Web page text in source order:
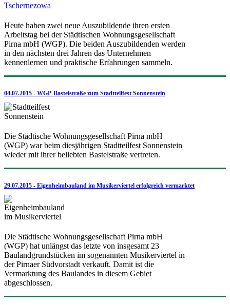
Heute haben zwei neue Auszubildende ihren ersten
Arbeitstag bei der Städtischen Wohnungsgesellschaft
Pirna mbH (WGP). Die beiden Auszubildenden werden
in den nächsten drei Jahren das Unternehmen
kennenlernen und praktische Erfahrungen sammeln.
04.07.2015 - WGP-Bastelstraße zum Stadtteilfest Sonnenstein
Die Städtische Wohnungsgesellschaft Pirna mbH
(WGP) war beim diesjährigen Stadtteilfest Sonnenstein
wieder mit ihrer beliebten Bastelstraße vertreten.
29.07.2015 - Eigenheimbauland im Musikerviertel erfolgreich vermarktet
Die Städtische Wohnungsgesellschaft Pirna mbH
(WGP) hat unlängst das letzte von insgesamt 23
Baulandgrundstücken im sogenannten Musikerviertel in
der Pirnaer Südvorstadt verkauft. Damit ist die
Vermarktung des Baulandes in diesem Gebiet
abgeschlossen.